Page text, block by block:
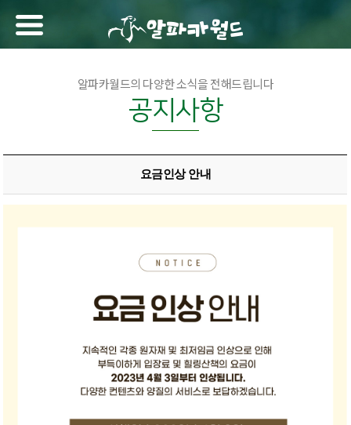
알파카월드의 다양한 소식을 전해드립니다
공지사항
요금인상 안내